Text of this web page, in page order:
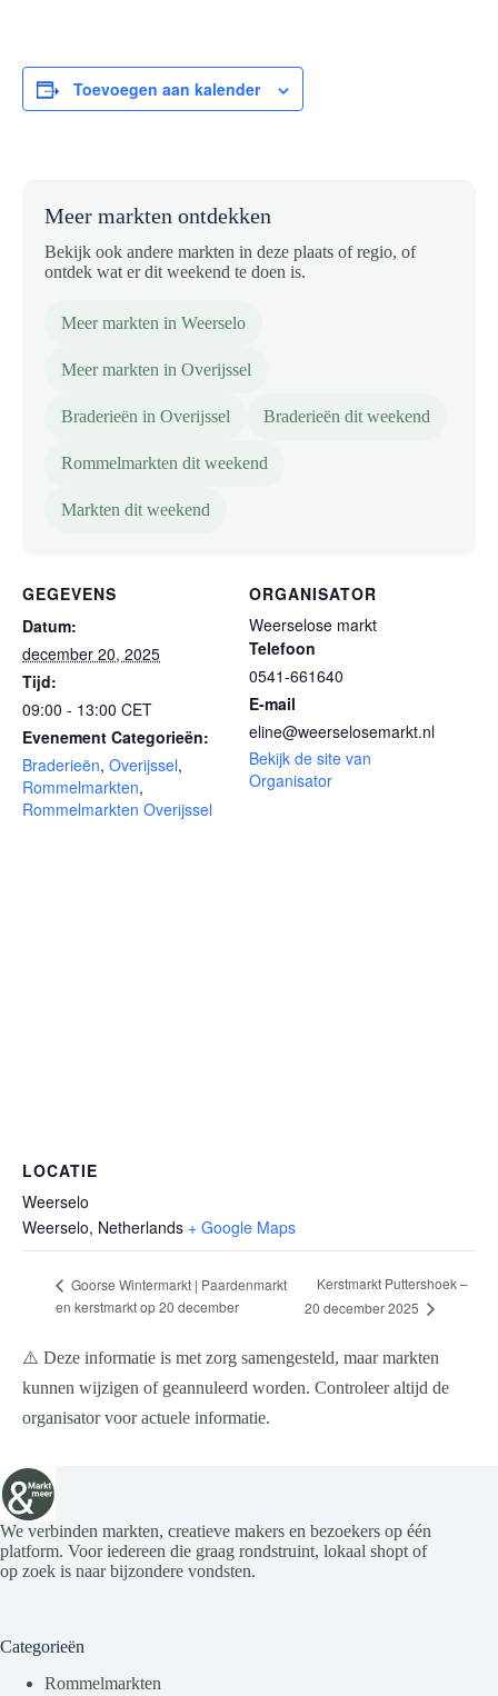
Toevoegen aan kalender
Meer markten ontdekken
Bekijk ook andere markten in deze plaats of regio, of
ontdek wat er dit weekend te doen is.
Meer markten in Weerselo
Meer markten in Overijssel
Braderieën in Overijssel Braderieën dit weekend
Rommelmarkten dit weekend
Markten dit weekend
GEGEVENS
Datum:
december 20, 2025
Tijd:
09:00 - 13:00 CET
Evenement Categorieën:
Braderieën, Overijssel,
Rommelmarkten,
Rommelmarkten Overijssel
ORGANISATOR
Weerselose markt
Telefoon
0541-661640
E-mail
eline@weerselosemarkt.nl
Bekijk de site van
Organisator
LOCATIE
Weerselo
Weerselo, Netherlands + Google Maps
Goorse Wintermarkt | Paardenmarkt
en kerstmarkt op 20 december
Kerstmarkt Puttershoek –
20 december 2025
⚠️ Deze informatie is met zorg samengesteld, maar markten
kunnen wijzigen of geannuleerd worden. Controleer altijd de
organisator voor actuele informatie.
We verbinden markten, creatieve makers en bezoekers op één
platform. Voor iedereen die graag rondstruint, lokaal shopt of
op zoek is naar bijzondere vondsten.
Categorieën
Rommelmarkten